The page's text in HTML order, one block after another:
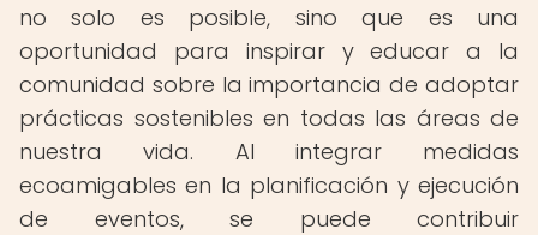
no solo es posible, sino que es una
oportunidad para inspirar y educar a la
comunidad sobre la importancia de adoptar
prácticas sostenibles en todas las áreas de
nuestra vida. Al integrar medidas
ecoamigables en la planificación y ejecución
de eventos, se puede contribuir